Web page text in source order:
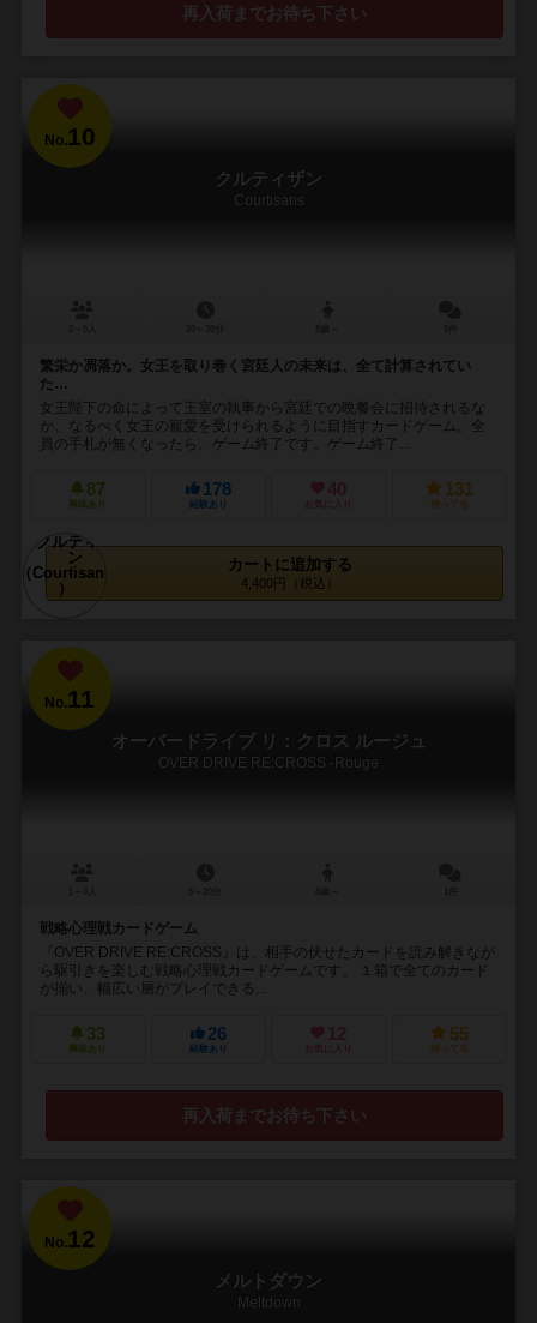
再入荷までお待ち下さい
No. 10
クルティザン
Courtisans
繁栄か凋落か。女王を取り巻く宮廷人の未来は、全て計算されてい
た…
女王陛下の命によって王室の執事から宮廷での晩餐会に招待されるな
か、なるべく女王の寵愛を受けられるように目指すカードゲーム。全
員の手札が無くなったら、ゲーム終了です。ゲーム終了...
87
興味あり
178
経験あり
40
お気に入り
131
持ってる
カートに追加する
4,400円（税込）
No.11
オーバードライブ リ：クロス ルージュ
OVER DRIVE RE:CROSS -Rouge
戦略心理戦カードゲーム
『OVER DRIVE RE:CROSS』は、相手の伏せたカードを読み解きなが
ら駆引きを楽しむ戦略心理戦カードゲームです。 １箱で全てのカード
が揃い、幅広い層がプレイできる...
33
興味あり
26
経験あり
12
お気に入り
55
持ってる
再入荷までお待ち下さい
No.12
メルトダウン
Meltdown